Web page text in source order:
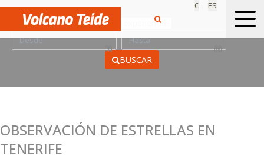
€
ES
Escoge tu experiencia...
BUSCAR
OBSERVACIÓN DE ESTRELLAS EN
TENERIFE